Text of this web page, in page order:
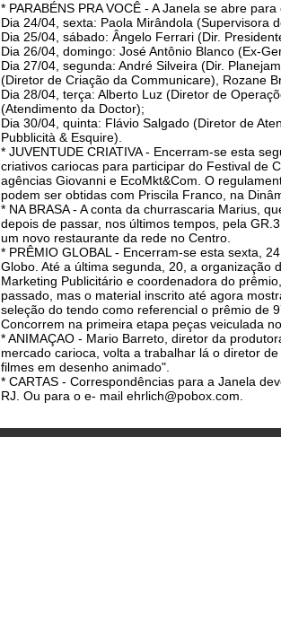
* PARABÉNS PRA VOCÊ - A Janela se abre
Dia 24/04, sexta: Paola Mirândola (Supervisora
Dia 25/04, sábado: Ângelo Ferrari (Dir.
Dia 26/04, domingo: José Antônio Blanco (Ex-
Dia 27/04, segunda: André Silveira (Dir.
(Diretor de Criação da Communicare), Rozane
Dia 28/04, terça: Alberto Luz (Diretor de
(Atendimento da Doctor);
Dia 30/04, quinta: Flávio Salgado (Diretor de
Pubblicità & Esquire).
* JUVENTUDE CRIATIVA - Encerram-se esta
criativos cariocas para participar do Festival de
agências Giovanni e EcoMkt&Com. O
podem ser obtidas com Priscila Franco, na
* NA BRASA - A conta da churrascaria Marius,
depois de passar, nos últimos tempos, pela
um novo restaurante da rede no Centro.
* PRÊMIO GLOBAL - Encerram-se esta sexta,
Globo. Até a última segunda, 20, a organização
Marketing Publicitário e coordenadora do
passado, mas o material inscrito até agora
seleção do tendo como referencial o prêmio de
Concorrem na primeira etapa peças veiculada
* ANIMAÇAO - Mario Barreto, diretor da
mercado carioca, volta a trabalhar lá o diretor
filmes em desenho animado".
* CARTAS - Correspondências para a Janela
RJ. Ou para o e- mail ehrlich@pobox.com